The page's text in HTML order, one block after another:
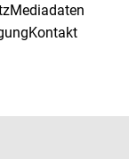
Mediadaten
Kontakt